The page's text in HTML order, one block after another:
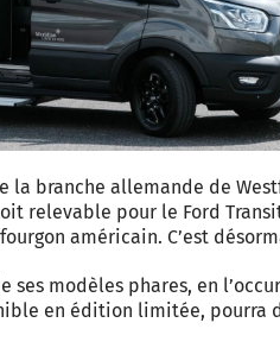
la branche allemande de
relevable pour le Ford
américain. C’est
modèles phares, en
en édition limitée, pourra